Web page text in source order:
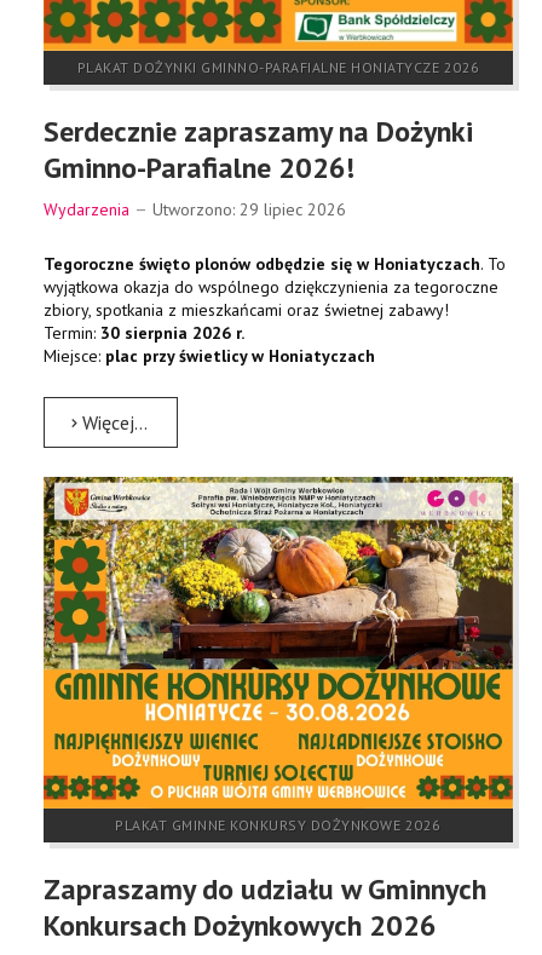
PLAKAT DOŻYNKI GMINNO-PARAFIALNE HONIATYCZE 2026
Serdecznie zapraszamy na Dożynki
Gminno-Parafialne 2026!
Wydarzenia Utworzono: 29 lipiec 2026
Tegoroczne święto plonów odbędzie się w Honiatyczach. To
wyjątkowa okazja do wspólnego dziękczynienia za tegoroczne
zbiory, spotkania z mieszkańcami oraz świetnej zabawy!
Termin: 30 sierpnia 2026 r.
Miejsce: plac przy świetlicy w Honiatyczach
Więcej…
PLAKAT GMINNE KONKURSY DOŻYNKOWE 2026
Zapraszamy do udziału w Gminnych
Konkursach Dożynkowych 2026